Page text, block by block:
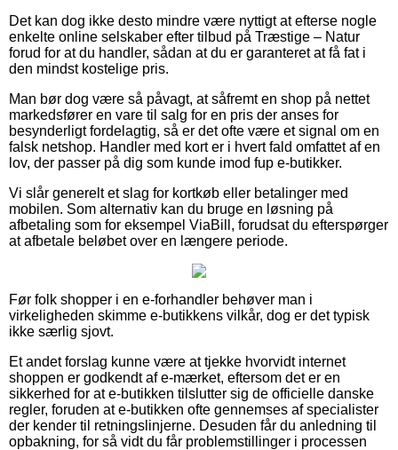
Det kan dog ikke desto mindre være nyttigt at efterse nogle
enkelte online selskaber efter tilbud på Træstige – Natur
forud for at du handler, sådan at du er garanteret at få fat i
den mindst kostelige pris.
Man bør dog være så påvagt, at såfremt en shop på nettet
markedsfører en vare til salg for en pris der anses for
besynderligt fordelagtig, så er det ofte være et signal om en
falsk netshop. Handler med kort er i hvert fald omfattet af en
lov, der passer på dig som kunde imod fup e-butikker.
Vi slår generelt et slag for kortkøb eller betalinger med
mobilen. Som alternativ kan du bruge en løsning på
afbetaling som for eksempel ViaBill, forudsat du efterspørger
at afbetale beløbet over en længere periode.
Før folk shopper i en e-forhandler behøver man i
virkeligheden skimme e-butikkens vilkår, dog er det typisk
ikke særlig sjovt.
Et andet forslag kunne være at tjekke hvorvidt internet
shoppen er godkendt af e-mærket, eftersom det er en
sikkerhed for at e-butikken tilslutter sig de officielle danske
regler, foruden at e-butikken ofte gennemses af specialister
der kender til retningslinjerne. Desuden får du anledning til
opbakning, for så vidt du får problemstillinger i processen